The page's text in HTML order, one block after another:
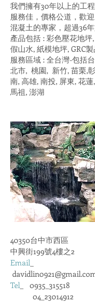
我們擁有30年以上的工
服務佳，價格公道，歡
混凝土的專家，超過36
產品包括 : 彩色壓花地坪
假山水, 紙模地坪, GRC
服務區域 : 全台灣-包括
北市, 桃園, 新竹, 苗栗,
南, 高雄, 南投, 屏東, 花
馬祖, 澎湖
40350台中市西區
中興街199號4樓之2
Email
Tel _ 0935_315518
04_23014912